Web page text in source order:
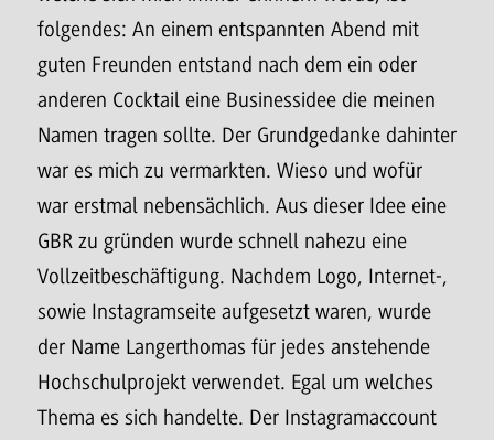
folgendes: An einem entspannten Abend mit
guten Freunden entstand nach dem ein oder
anderen Cocktail eine Businessidee die meinen
Namen tragen sollte. Der Grundgedanke dahinter
war es mich zu vermarkten. Wieso und wofür
war erstmal nebensächlich. Aus dieser Idee eine
GBR zu gründen wurde schnell nahezu eine
Vollzeitbeschäftigung. Nachdem Logo, Internet-,
sowie Instagramseite aufgesetzt waren, wurde
der Name Langerthomas für jedes anstehende
Hochschulprojekt verwendet. Egal um welches
Thema es sich handelte. Der Instagramaccount